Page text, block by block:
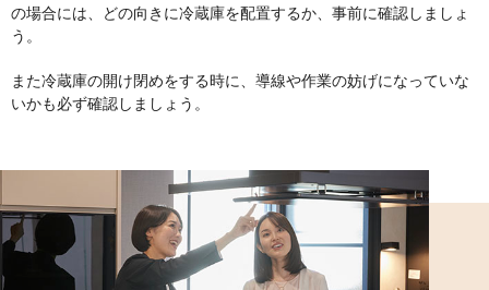
の場合には、どの向きに冷蔵庫を配置するか、事前に確認しましょ
う。
また冷蔵庫の開け閉めをする時に、導線や作業の妨げになっていな
いかも必ず確認しましょう。